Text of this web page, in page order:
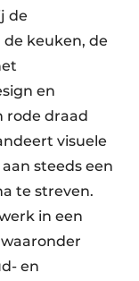
de
keuken, de
en
rode draad
visuele
steeds een
te streven.
in een
en